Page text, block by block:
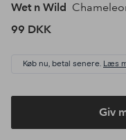
Wet n Wild
99 DKK
Køb nu, betal senere. Læs
Giv